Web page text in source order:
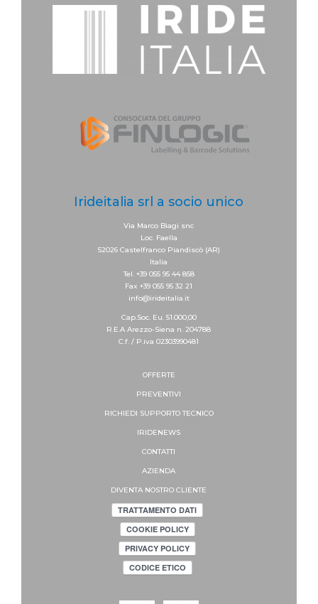
Irideitalia srl a socio unico
Via Marco Biagi snc
Loc. Faella
52026 Castelfranco Piandiscò (AR)
Italia
Tel. +39 055 95 44 858
Fax +39 055 95 32 21
info@irideitalia.it
Cap.Soc. Eu. 51.000,00
R.E.A Arezzo-Siena n. 204788
C.f. / P.iva 02303990481
OFFERTE
PREVENTIVI
RICHIEDI SUPPORTOTECNICO
IRIDENEWS
CONTATTI
AZIENDA
DIVENTA NOSTRO CLIENTE